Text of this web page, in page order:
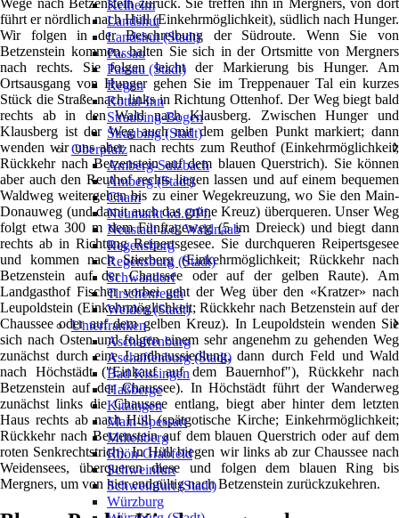
führt er nördlich nach Hüll (Einkehrmöglichkeit), südlich nach Hunger.
Wir folgen in der Beschreibung der Südroute. Wenn Sie von
Betzenstein kommen, halten Sie sich in der Ortsmitte von Mergners
nach rechts. Sie folgen leicht der Markierung bis Hunger. Am
Ortsausgang von Hunger gehen Sie im Treppenauer Tal ein kurzes
Stück die Straße nach links in Richtung Ottenhof. Der Weg biegt bald
rechts ab in den Wald nach Klausberg. Zwischen Hunger und
Klausberg ist der Weg auch mit dem gelben Punkt markiert; dann
wenden wir uns aber nach rechts zum Reuthof (Einkehrmöglichkeit;
Rückkehr nach Betzenstein auf dem blauen Querstrich). Sie können
aber auch den Reuthof rechts liegen lassen und auf einem bequemen
Waldweg weitergehen bis zu einer Wegekreuzung, wo Sie den Main-
Donauweg (und damit auch das grüne Kreuz) überqueren. Unser Weg
folgt etwa 300 m dem Fünftageweg (5 im Dreieck) und biegt dann
rechts ab in Richtung Reipertsgesee. Sie durchqueren Reipertsgesee
und kommen nach Stierberg (Einkehrmöglichkeit; Rückkehr nach
Betzenstein auf der Chaussee oder auf der gelben Raute). Am
Landgasthof Fischer vorbei geht der Weg über den «Kratzer» nach
Leupoldstein (Einkehrmöglichkeit; Rückkehr nach Betzenstein auf der
Chaussee oder auf dem gelben Kreuz). In Leupoldstein wenden Sie
sich nach Osten und folgen einem sehr angenehm zu gehenden Weg
zunächst durch eine Landhaussiedlung, dann durch Feld und Wald
nach Höchstädt ("Einkauf auf dem Bauernhof"), Rückkehr nach
Betzenstein auf der Chaussee). In Höchstädt führt der Wanderweg
zunächst links die Chaussee entlang, biegt aber hinter dem letzten
Haus rechts ab nach Hüll (spätgotische Kirche; Einkehrmöglichkeit;
Rückkehr nach Betzenstein auf dem blauen Querstrich oder auf dem
roten Senkrechtstrich). In Hüll biegen wir links ab zur Chaussee nach
Weidensees, überqueren diese und folgen dem blauen Ring bis
Mergners, um von hier endgültig nach Betzenstein zurückzukehren.
Kelheim
Landshut
Landshut (Stadt)
Passau
Passau (Stadt)
Regen
Rottal-Inn
Straubing-Bogen
Straubing (Stadt)
Oberpfalz
❯
Amberg-Sulzbach
Amberg (Stadt)
Cham
Neumarkt i.d.OPf.
Neustadt a.d. Waldnaab
Regensburg
Regensburg (Stadt)
Schwandorf
Tirschenreuth
Weiden (Stadt)
Unterfranken
❯
Aschaffenburg
Aschaffenburg (Stadt)
Bad Kissingen
Haßberge
Kitzingen
Main-Spessart
Miltenberg
Rhön-Grabfeld
Schweinfurt
Schweinfurt (Stadt)
Würzburg